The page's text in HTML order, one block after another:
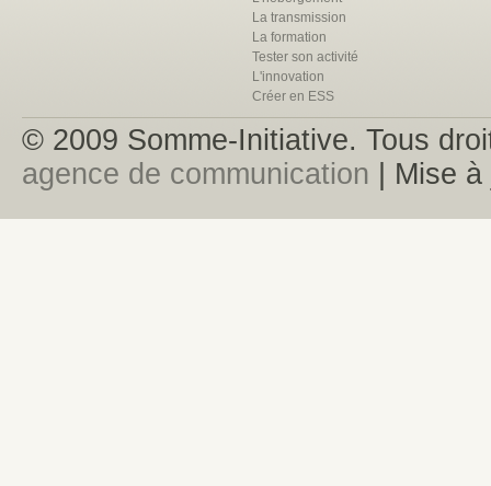
La transmission
La formation
Tester son activité
L'innovation
Créer en ESS
© 2009 Somme-Initiative. Tous
agence de communication | Mise